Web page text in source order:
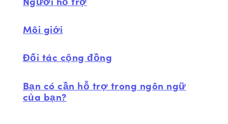
Môi giới
Đối tác cộng đồng
Bạn có cần hỗ trợ trong ngôn ngữ
của bạn?